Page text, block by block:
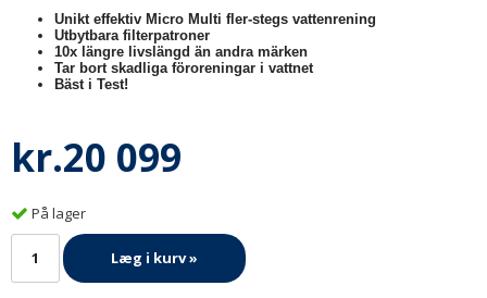
Unikt effektiv Micro Multi fler-stegs vattenrening
Utbytbara filterpatroner
10x längre livslängd än andra märken
Tar bort skadliga föroreningar i vattnet
Bäst i Test!
kr.20 099
På lager
Læg i kurv »